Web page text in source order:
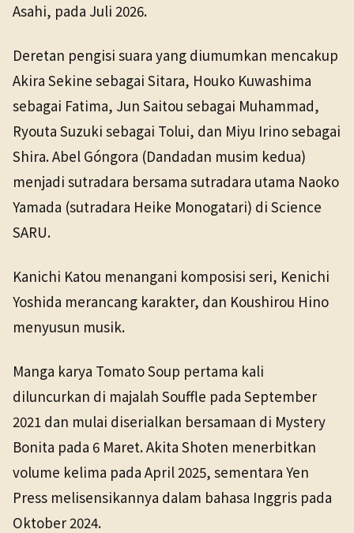
Asahi, pada Juli 2026.
Deretan pengisi suara yang diumumkan mencakup
Akira Sekine sebagai Sitara, Houko Kuwashima
sebagai Fatima, Jun Saitou sebagai Muhammad,
Ryouta Suzuki sebagai Tolui, dan Miyu Irino sebagai
Shira. Abel Góngora (Dandadan musim kedua)
menjadi sutradara bersama sutradara utama Naoko
Yamada (sutradara Heike Monogatari) di Science
SARU.
Kanichi Katou menangani komposisi seri, Kenichi
Yoshida merancang karakter, dan Koushirou Hino
menyusun musik.
Manga karya Tomato Soup pertama kali
diluncurkan di majalah Souffle pada September
2021 dan mulai diserialkan bersamaan di Mystery
Bonita pada 6 Maret. Akita Shoten menerbitkan
volume kelima pada April 2025, sementara Yen
Press melisensikannya dalam bahasa Inggris pada
Oktober 2024.